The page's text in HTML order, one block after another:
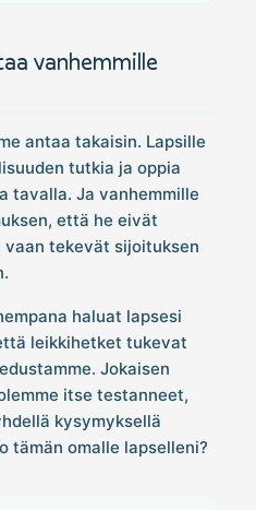
vanhemmille
antaa takaisin. Lapsille
tutkia ja oppia
tavalla. Ja vanhemmille
että he eivät
tekevät sijoituksen
haluat lapsesi
leikkihetket tukevat
Jokaisen
itse testanneet,
kysymyksellä
tämän omalle lapselleni?